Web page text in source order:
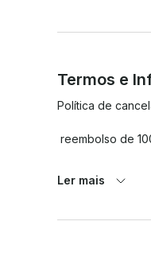
Termos e
Política de
Ler mais